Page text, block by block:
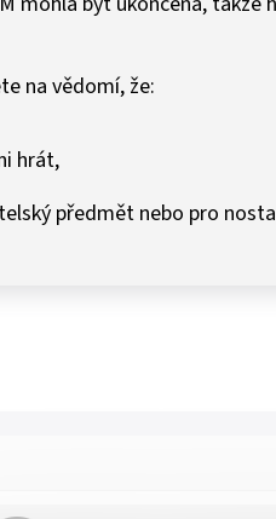
na vědomí, že:
hrát,
předmět nebo pro